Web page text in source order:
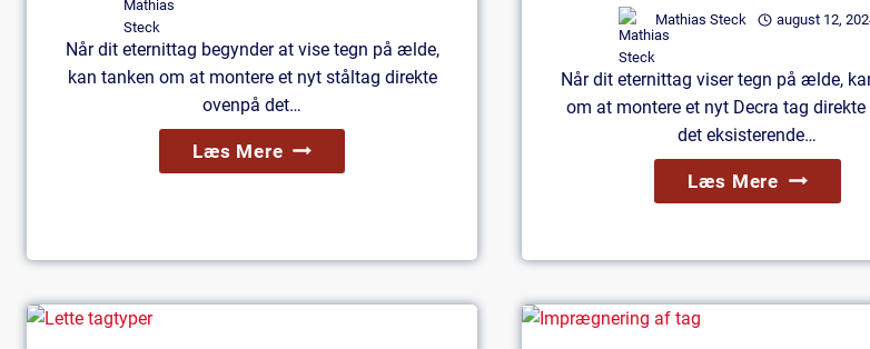
Når dit eternittag begynder at vise tegn på ælde,
kan tanken om at montere et nyt ståltag direkte
ovenpå det…
Læs MereMontering
Af
Eternittag:
Dette
Mathias Steck august 12,
Når dit eternittag viser tegn på ælde,
om at montere et nyt Decra tag direkte
det eksisterende…
Læs Mere Montering
Af
Tag
Ovenpå